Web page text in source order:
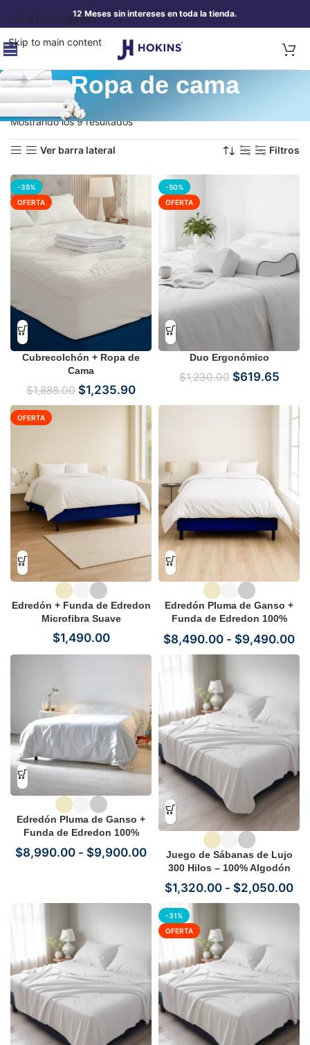
Skip to navigation
Skip to main content
12 Meses sin intereses en toda la tienda.
Ropa de cama
Hogar
Mostrando los 9 resultados
Ver barra lateral Filtros
-35%
OFERTA
Cubrecolchón + Ropa de
Cama
$1,888.00 $1,235.90
-50%
OFERTA
Duo Ergonómico
$1,230.00 $619.65
OFERTA
Edredón + Funda de Edredon
Microfibra Suave
$1,490.00
Edredón Pluma de Ganso +
Funda de Edredon 100%
algodón (300 hilos)
$8,490.00 - $9,490.00
Edredón Pluma de Ganso +
Funda de Edredon 100%
algodón (400 hilos)
$8,990.00 - $9,900.00
Juego de Sábanas de Lujo
300 Hilos – 100% Algodón
Puro
$1,320.00 - $2,050.00
-31%
OFERTA